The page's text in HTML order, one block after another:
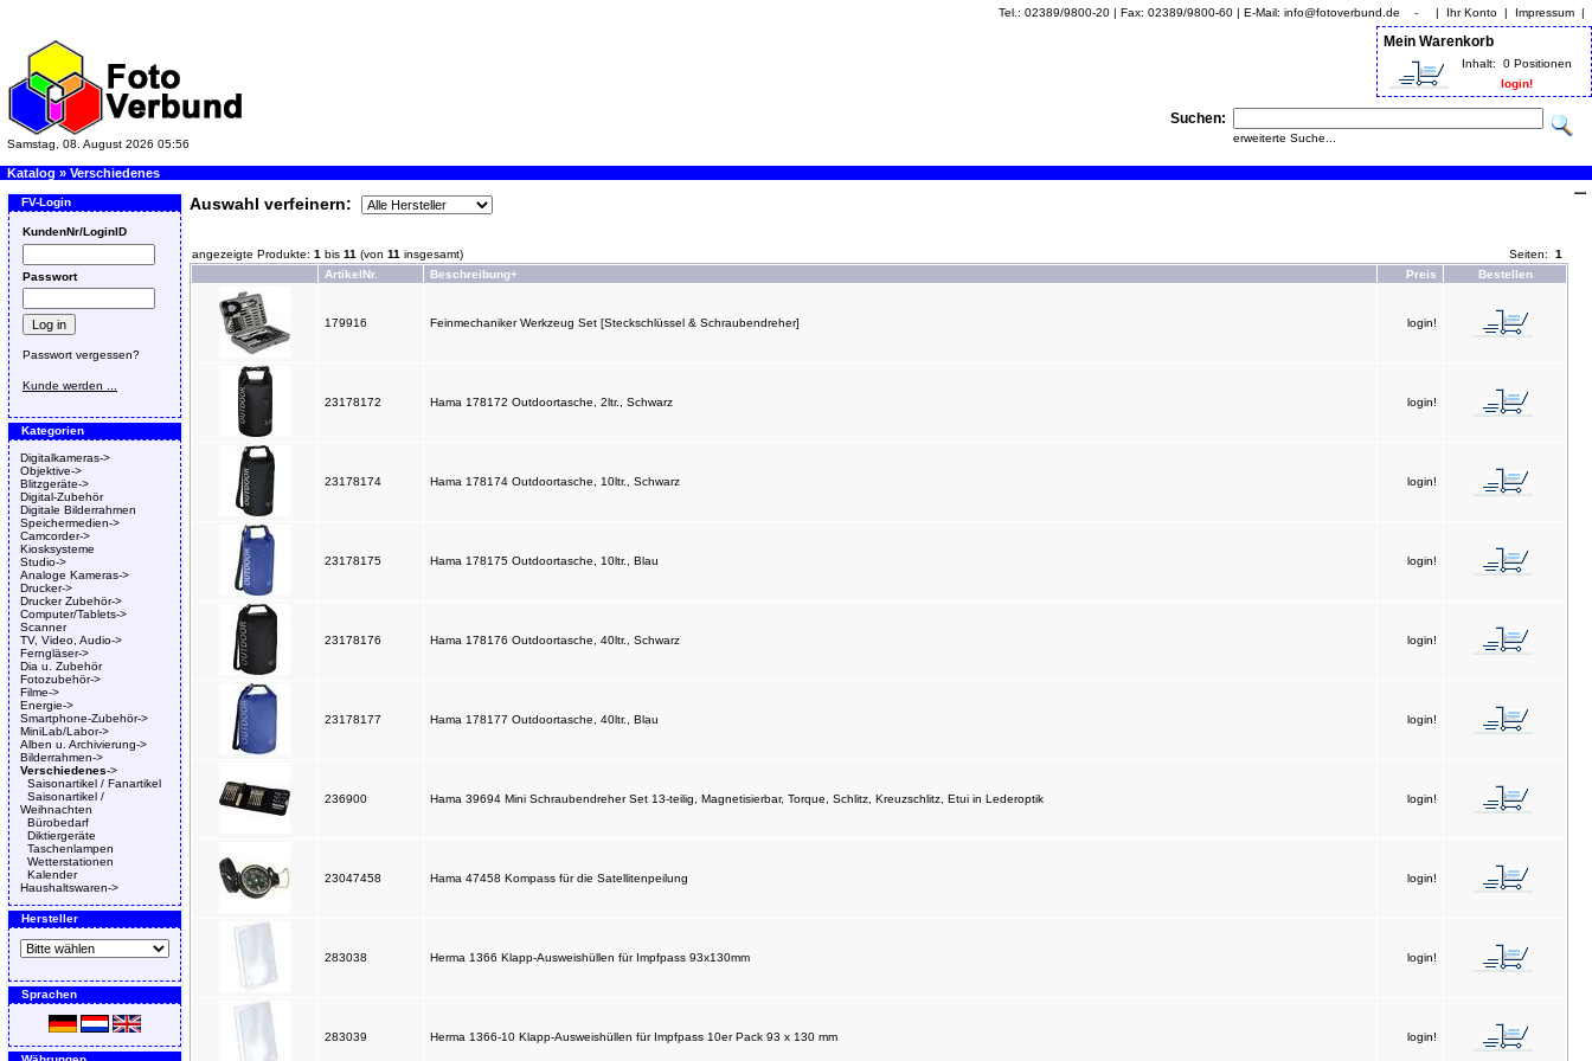
Tel.: 02389/9800-20 | Fax: 02389/9800-60 | E-Mail: info@fotoverbund.de - | Ihr Konto | Impressum |
Samstag, 08. August 2026 05:56
Mein Warenkorb
Inhalt:
0 Positionen
login!
Suchen:
erweiterte Suche...
Katalog » Verschiedenes
FV-Login
KundenNr/LoginID
Passwort
Passwort vergessen?
Kunde werden ...
Kategorien
Digitalkameras->
Objektive->
Blitzgeräte->
Digital-Zubehör
Digitale Bilderrahmen
Speichermedien->
Camcorder->
Kiosksysteme
Studio->
Analoge Kameras->
Drucker->
Drucker Zubehör->
Computer/Tablets->
Scanner
TV, Video, Audio->
Ferngläser->
Dia u. Zubehör
Fotozubehör->
Filme->
Energie->
Smartphone-Zubehör->
MiniLab/Labor->
Alben u. Archivierung->
Bilderrahmen->
Verschiedenes->
Saisonartikel / Fanartikel
Saisonartikel /
Weihnachten
Bürobedarf
Diktiergeräte
Taschenlampen
Wetterstationen
Kalender
Haushaltswaren->
Hersteller
Sprachen
Auswahl verfeinern:
angezeigte Produkte: 1 bis 11 (von 11 insgesamt) Seiten: 1
ArtikelNr.
Beschreibung+ Preis Bestellen
179916 Feinmechaniker Werkzeug Set [Steckschlüssel & Schraubendreher] login!
23178172 Hama 178172 Outdoortasche, 2ltr., Schwarz login!
23178174 Hama 178174 Outdoortasche, 10ltr., Schwarz login!
23178175 Hama 178175 Outdoortasche, 10ltr., Blau login!
23178176 Hama 178176 Outdoortasche, 40ltr., Schwarz login!
23178177 Hama 178177 Outdoortasche, 40ltr., Blau login!
236900 Hama 39694 Mini Schraubendreher Set 13-teilig, Magnetisierbar, Torque, Schlitz, Kreuzschlitz, Etui in Lederoptik login!
23047458 Hama 47458 Kompass für die Satellitenpeilung login!
283038 Herma 1366 Klapp-Ausweishüllen für Impfpass 93x130mm login!
283039 Herma 1366-10 Klapp-Ausweishüllen für Impfpass 10er Pack 93 x 130 mm login!